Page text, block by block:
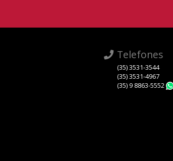
Telefones
(35) 3531-3544
(35) 3531-4967
(35) 9 8863-5552